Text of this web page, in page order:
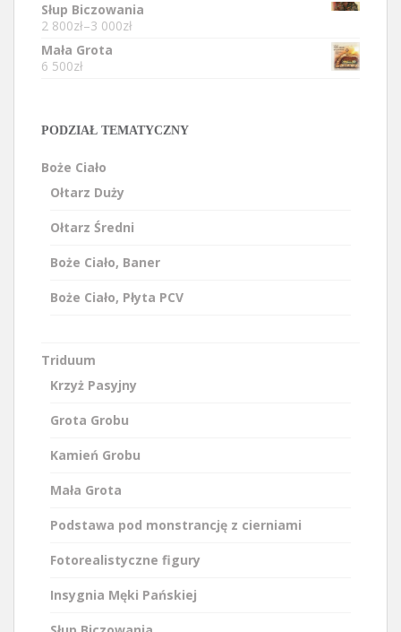
Słup Biczowania
2 800zł–3 000zł
Mała Grota
6 500zł
PODZIAŁ TEMATYCZNY
Boże Ciało
Ołtarz Duży
Ołtarz Średni
Boże Ciało, Baner
Boże Ciało, Płyta PCV
Triduum
Krzyż Pasyjny
Grota Grobu
Kamień Grobu
Mała Grota
Podstawa pod monstrancję z cierniami
Fotorealistyczne figury
Insygnia Męki Pańskiej